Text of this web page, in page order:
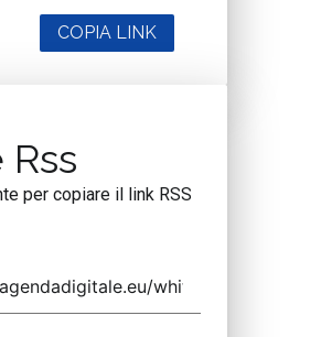
COPIA LINK
per copiare il link RSS